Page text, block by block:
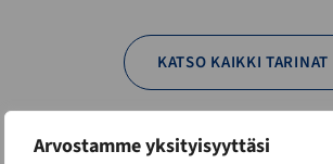
Arvostamme yksityisyyttäsi
KATSO KAIKKI TARINAT